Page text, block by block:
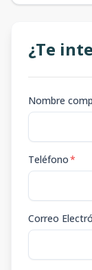
¿Te
Nombre
Teléfono*
Correo